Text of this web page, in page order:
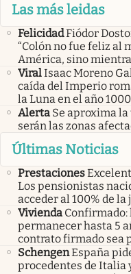
Las más leidas
FelicidadFiódor
“Colón no fue feliz al
América, sino
ViralIsaac Moreno
caída del Imperio
la Luna en el año
Alerta Se aproxima
serán las zonas
Últimas Noticias
Prestaciones
Los pensionistas
acceder al 100% de
Vivienda Confirmado:
permanecer hasta 5
contrato firmado sea
SchengenEspaña
procedentes de Italia